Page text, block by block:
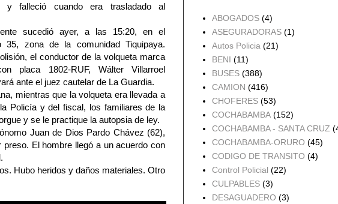
y falleció cuando era trasladado al
sucedió ayer, a las 15:20, en el
35, zona de la comunidad Tiquipaya.
el conductor de la volqueta marca
placa 1802-RUF, Wálter Villarroel
ante el juez cautelar de La Guardia.
mientras que la volqueta era llevada a
Policía y del fiscal, los familiares de la
y se le practique la autopsia de ley.
Juan de Dios Pardo Chávez (62),
El hombre llegó a un acuerdo con
Hubo heridos y daños materiales. Otro
ABOGADOS (4)
ASEGURADORAS (1)
Autos Policia (21)
BENI (11)
BUSES (388)
CAMION (416)
CHOFERES (53)
COCHABAMBA (152)
COCHABAMBA - SANTA CRUZ
COCHABAMBA-ORURO (45)
CODIGO DE TRANSITO (4)
Control Policial (22)
CULPABLES (3)
DESAGUADERO (3)